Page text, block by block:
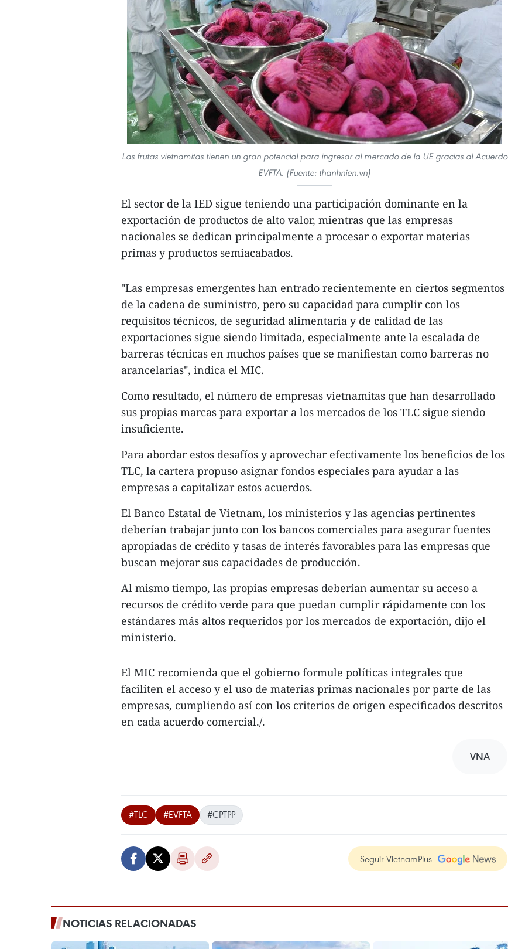
Las frutas vietnamitas tienen un gran potencial para ingresar al mercado de la UE gracias al Acuerdo
EVFTA. (Fuente: thanhnien.vn)
El sector de la IED sigue teniendo una participación dominante en la
exportación de productos de alto valor, mientras que las empresas
nacionales se dedican principalmente a procesar o exportar materias
primas y productos semiacabados.
"Las empresas emergentes han entrado recientemente en ciertos segmentos
de la cadena de suministro, pero su capacidad para cumplir con los
requisitos técnicos, de seguridad alimentaria y de calidad de las
exportaciones sigue siendo limitada, especialmente ante la escalada de
barreras técnicas en muchos países que se manifiestan como barreras no
arancelarias", indica el MIC.
Como resultado, el número de empresas vietnamitas que han desarrollado
sus propias marcas para exportar a los mercados de los TLC sigue siendo
insuficiente.
Para abordar estos desafíos y aprovechar efectivamente los beneficios de los
TLC, la cartera propuso asignar fondos especiales para ayudar a las
empresas a capitalizar estos acuerdos.
El Banco Estatal de Vietnam, los ministerios y las agencias pertinentes
deberían trabajar junto con los bancos comerciales para asegurar fuentes
apropiadas de crédito y tasas de interés favorables para las empresas que
buscan mejorar sus capacidades de producción.
Al mismo tiempo, las propias empresas deberían aumentar su acceso a
recursos de crédito verde para que puedan cumplir rápidamente con los
estándares más altos requeridos por los mercados de exportación, dijo el
ministerio.
El MIC recomienda que el gobierno formule políticas integrales que
faciliten el acceso y el uso de materias primas nacionales por parte de las
empresas, cumpliendo así con los criterios de origen especificados descritos
en cada acuerdo comercial./.
VNA
#TLC #EVFTA #CPTPP
Seguir VietnamPlus
NOTICIAS RELACIONADAS